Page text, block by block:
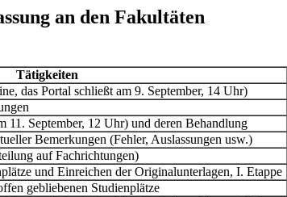
an den Fakultäten
Tätigkeiten
das Portal schließt am 9. September, 14 Uhr)
11. September, 12 Uhr) und deren Behandlung
Bemerkungen (Fehler, Auslassungen usw.)
auf Fachrichtungen)
und Einreichen der Originalunterlagen, I. Etappe
gebliebenen Studienplätze